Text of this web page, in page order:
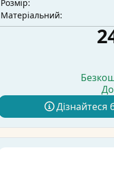
Розмір:
Матеріальний:
Дізнайтеся